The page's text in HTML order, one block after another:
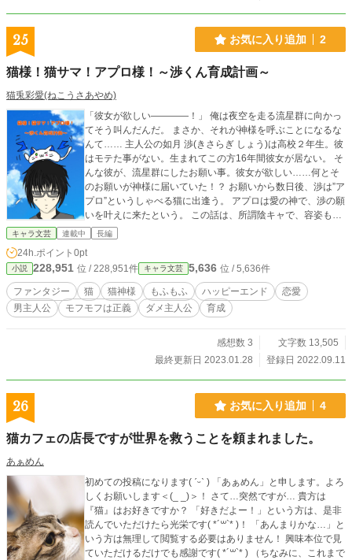
25 お気に入り追加 2
猫様！猫サマ！アプロ様！～渉くん育成計画～
猫兎彩愛(ねこうさあやめ)
「彼女が欲しい――――！」 俺は夜空を走る流星群に向かっ
てそう叫んだんだ。 まさか、それが神様を呼ぶことになるな
んて…… 主人公の如月 渉(きさらぎ しょう)は高校２年生。彼
はモテた事がない。生まれてこの方16年間彼女が居ない。 そ
んな彼が、流星群にしたお願い事。彼女が欲しい……何とそ
のお願いが神様に届いていた！？ お願いから数日後、渉は”ア
プロ”というしゃべる猫に出逢う。 アプロは愛の神で、渉の願
いを叶えに来たという。 この話は、所謂陰キャで、容姿もダ
サい。彼女も勿論居たことがない。そんな渉を猫神様のアプ
のが苦手な渉が、努力し克服した結果……！？ ＊ この作品は
「小説家になろう」にも掲載始めました。 ＊ 更新はスローペ
ースになると思いますが、読んで下さると嬉しいです☆ よろ
しくお願い致します🎵
キャラ文芸 連載中 長編
24h.ポイント 0pt
小説 228,951 位 / 228,951件 キャラ文芸 5,636 位 / 5,636件
ファンタジー 猫 猫神様 もふもふ ハッピーエンド
恋愛
男主人公
モフモフは正義 ダメ主人公 育成
感想数 3
文字数 13,505
最終更新日 2023.01.28
登録日 2022.09.11
26 お気に入り追加 4
猫カフェの店長ですが世界を救うことを頼まれました。
あぁめん
初めての投稿になります( ˊᵕˋ ) 「あぁめん」と申します。よろ
しくお願いします＜(_ _)＞！ さて…突然ですが… 貴方は
『猫』はお好きですか？ 「好きだよー！」という方は、是非
読んでいただけたら光栄です( *´꒳`* )！ 「あんまりかな…」と
いう方は無理して閲覧する必要はありません！ 興味本位で見
ていただけるだけでも感謝です( *´꒳`* ) （ちなみに、これまで